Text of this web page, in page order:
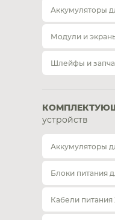
Аккумуляторы
Модули и
Шлейфы и
устройств
Аккумуляторы
Блоки питания
Кабели питания